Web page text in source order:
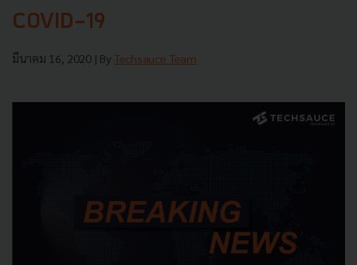
COVID-19
มีนาคม 16, 2020 | By Techsauce Team